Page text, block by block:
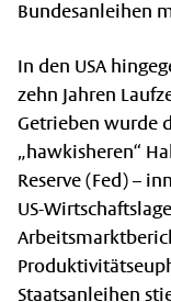
Bundesanleihen
In den USA
zehn Jahren
Getrieben wurde
„hawkisheren“
Reserve (Fed) –
US-
Staatsanleihen